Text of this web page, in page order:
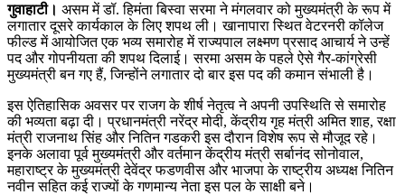
गुवाहाटी। असम में डॉ. हिमंता बिस्वा सरमा ने मंगलवार को मुख्यमंत्री के रूप में
लगातार दूसरे कार्यकाल के लिए शपथ ली। खानापारा स्थित वेटरनरी कॉलेज
फील्ड में आयोजित एक भव्य समारोह में राज्यपाल लक्ष्मण प्रसाद आचार्य ने उन्हें
पद और गोपनीयता की शपथ दिलाई। सरमा असम के पहले ऐसे गैर-कांग्रेसी
मुख्यमंत्री बन गए हैं, जिन्होंने लगातार दो बार इस पद की कमान संभाली है।
इस ऐतिहासिक अवसर पर राजग के शीर्ष नेतृत्व ने अपनी उपस्थिति से समारोह
की भव्यता बढ़ा दी। प्रधानमंत्री नरेंद्र मोदी, केंद्रीय गृह मंत्री अमित शाह, रक्षा
मंत्री राजनाथ सिंह और नितिन गडकरी इस दौरान विशेष रूप से मौजूद रहे।
इनके अलावा पूर्व मुख्यमंत्री और वर्तमान केंद्रीय मंत्री सर्बानंद सोनोवाल,
महाराष्ट्र के मुख्यमंत्री देवेंद्र फडणवीस और भाजपा के राष्ट्रीय अध्यक्ष नितिन
नवीन सहित कई राज्यों के गणमान्य नेता इस पल के साक्षी बने।